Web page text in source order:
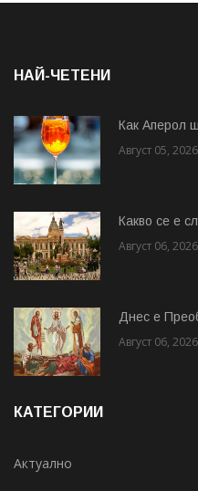
НАЙ-ЧЕТЕНИ
Как Аперол
Август 05, 2026
Какво се е
Август 06, 2026
Днес е
Август 06, 2026
КАТЕГОРИИ
Актуално